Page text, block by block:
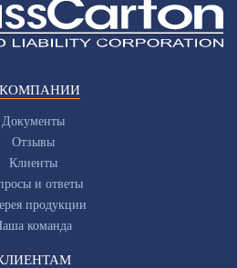
Документы
Отзывы
Клиенты
и ответы
продукции
команда